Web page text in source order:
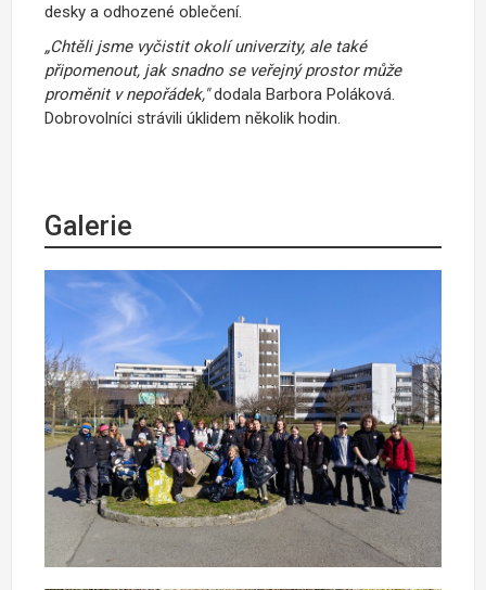
desky a odhozené oblečení.
„Chtěli jsme vyčistit okolí univerzity, ale také
připomenout, jak snadno se veřejný prostor může
proměnit v nepořádek,"dodala Barbora Poláková.
Dobrovolníci strávili úklidem několik hodin.
Galerie